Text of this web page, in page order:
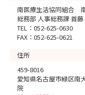
南医療生活協同組合
総務部 人事総務課 首藤
TEL：052-625-0630
FAX：052-625-0621
住所
459-8016
愛知県名古屋市緑区
院